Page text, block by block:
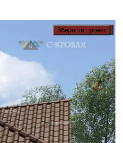
Зберегти проект